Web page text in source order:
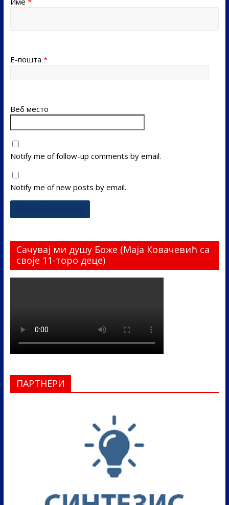
Е-пошта *
Веб место
Notify me of follow-up comments by email.
Notify me of new posts by email.
Сачувај ми душу Боже (Маја Ковачевић са
своје 11-торо деце)
ПАРТНЕРИ